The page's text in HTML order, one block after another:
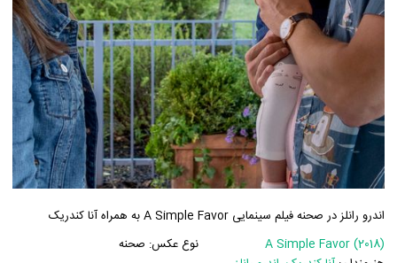
اندرو رانلز در صحنه فیلم سینمایی A Simple Favor به همراه آنا کندریک
A Simple Favor (2018)
نوع عکس: صحنه